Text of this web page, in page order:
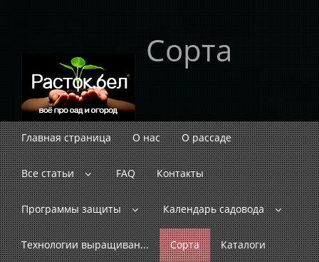
Сорта
Главная страница О нас О рассаде
Все статьи FAQ Контакты
Программы защиты Календарь садовода
Технологии выращиван... Сорта Каталоги